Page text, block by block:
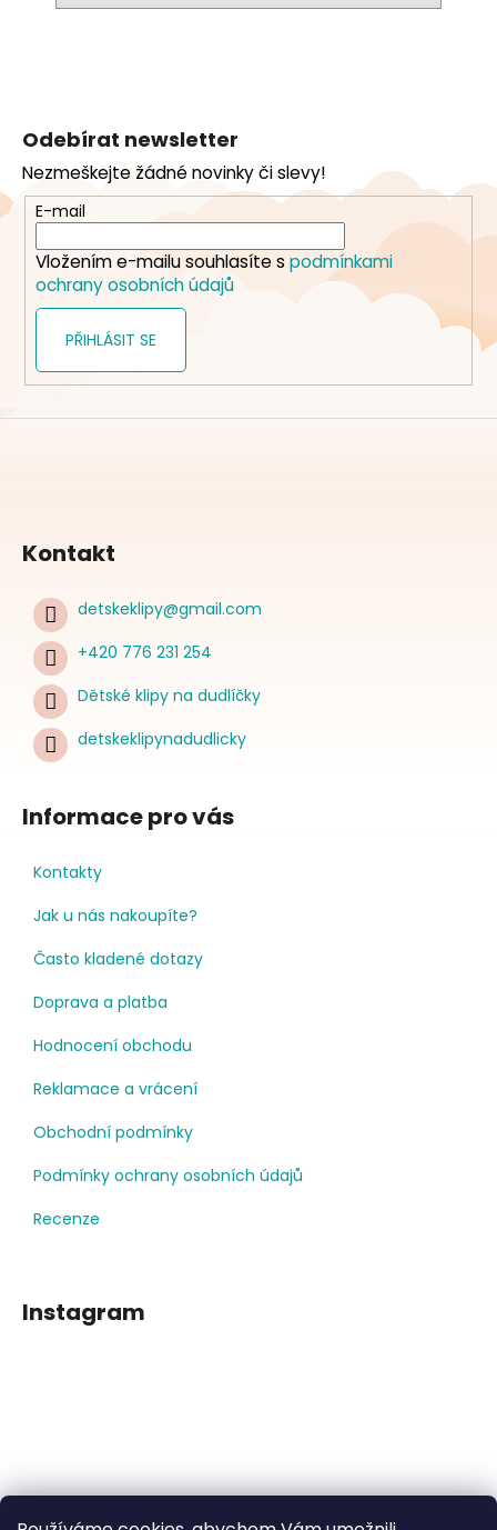
a
t
Odebírat newsletter
Nezmeškejte žádné novinky či slevy!
E-mail
Vložením e-mailu souhlasíte s podmínkami
ochrany osobních údajů
PŘIHLÁSIT SE
Kontakt
detskeklipy@gmail.com
+420 776 231 254
Dětské klipy na dudlíčky
detskeklipynadudlicky
Informace pro vás
Kontakty
Jak u nás nakoupíte?
Často kladené dotazy
Doprava a platba
Hodnocení obchodu
Reklamace a vrácení
Obchodní podmínky
Podmínky ochrany osobních údajů
Recenze
Instagram